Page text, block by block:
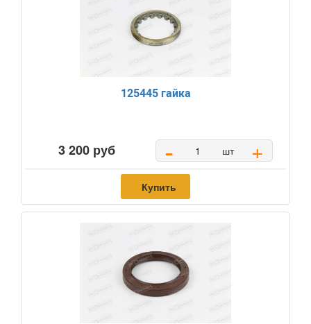
125445 гайка
3 200 руб - шт +
Купить